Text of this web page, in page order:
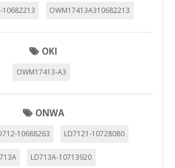
10682213 OWM17413A310682213
OKI
OWM17413-A3
ONWA
10688263 LD7121-10728080
LD713A-10713920